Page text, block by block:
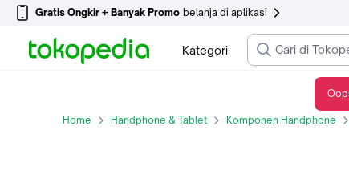
Gratis Ongkir + Banyak Promo belanja di aplikasi
Kategori
Home Handphone & Tablet Komponen Handphone